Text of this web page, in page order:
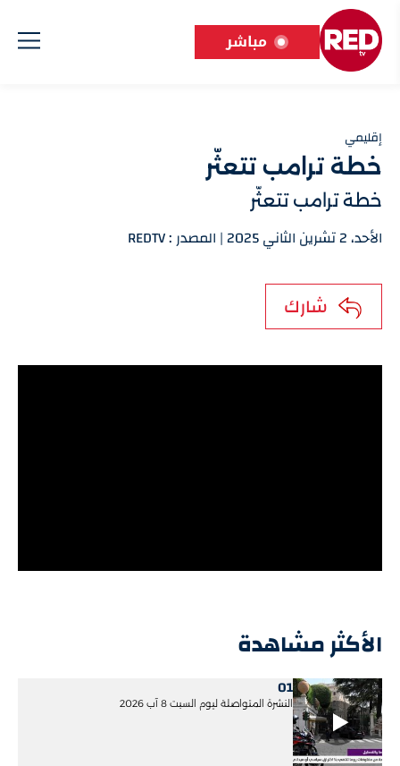
مباشر
إقليمي
خطة ترامب تتعثّر
خطة ترامب تتعثّر
الأحد، 2 تشرين الثاني 2025 | المصدر : REDTV
شارك
الأكثر مشاهدة
01
النشرة المتواصلة ليوم السبت 8 آب 2026